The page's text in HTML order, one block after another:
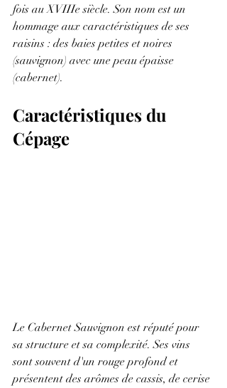
fois au XVIIIe siècle. Son nom est un
hommage aux caractéristiques de ses
raisins : des baies petites et noires
(sauvignon) avec une peau épaisse
(cabernet).
Caractéristiques du
Cépage
Le Cabernet Sauvignon est réputé pour
sa structure et sa complexité. Ses vins
sont souvent d'un rouge profond et
présentent des arômes de cassis, de cerise